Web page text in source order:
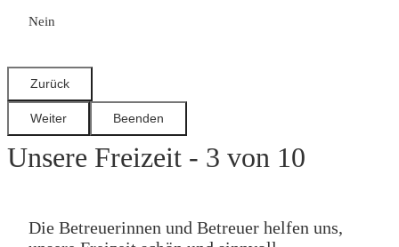
Nein
Unsere Freizeit - 3 von 10
Die Betreuerinnen und Betreuer helfen uns,